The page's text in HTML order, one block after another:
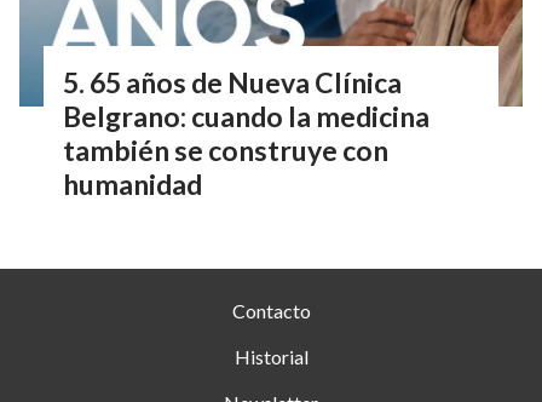
65 años de Nueva Clínica
Belgrano: cuando la medicina
también se construye con
humanidad
Contacto
Historial